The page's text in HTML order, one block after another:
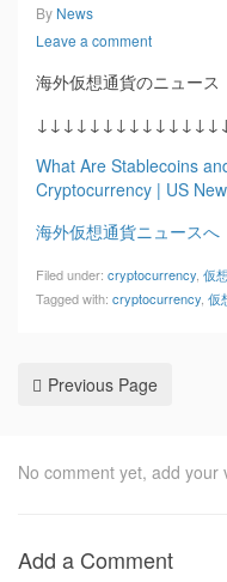
By News
Leave a comment
海外仮想通貨のニュース
What Are Stablecoins
Cryptocurrency | US
海外仮想通貨ニュースへ
Filed under: cryptocurrency 仮
Tagged with: cryptocurrency 仮
Previous Page
No comment yet, add your
Add a Comment